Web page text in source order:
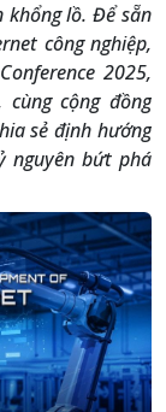
lồ. Để sẵn
công nghiệp,
2025,
cộng đồng
sẻ định hướng
nguyên bứt phá